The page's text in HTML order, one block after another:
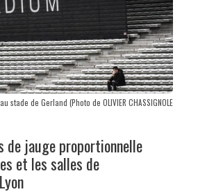
stade de Gerland (Photo de OLIVIER CHASSIGNOLE
de jauge proportionnelle
et les salles de